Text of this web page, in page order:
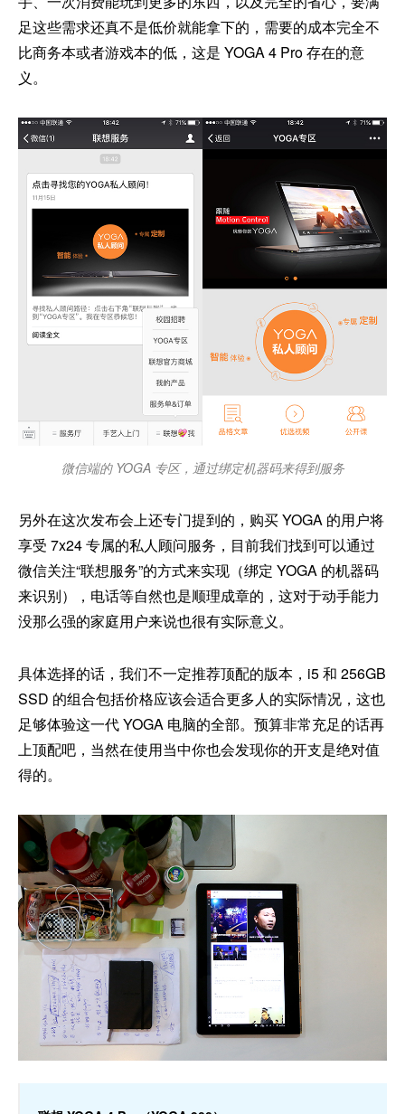
足这些需求还真不是低价就能拿下的，需要的成本完全不
比商务本或者游戏本的低，这是 YOGA 4 Pro 存在的意
义。
微信端的 YOGA 专区，通过绑定机器码来得到服务
另外在这次发布会上还专门提到的，购买 YOGA 的用户将
享受 7x24 专属的私人顾问服务，目前我们找到可以通过
微信关注“联想服务”的方式来实现（绑定 YOGA 的机器码
来识别），电话等自然也是顺理成章的，这对于动手能力
没那么强的家庭用户来说也很有实际意义。
具体选择的话，我们不一定推荐顶配的版本，i5 和 256GB
SSD 的组合包括价格应该会适合更多人的实际情况，这也
足够体验这一代 YOGA 电脑的全部。预算非常充足的话再
上顶配吧，当然在使用当中你也会发现你的开支是绝对值
得的。